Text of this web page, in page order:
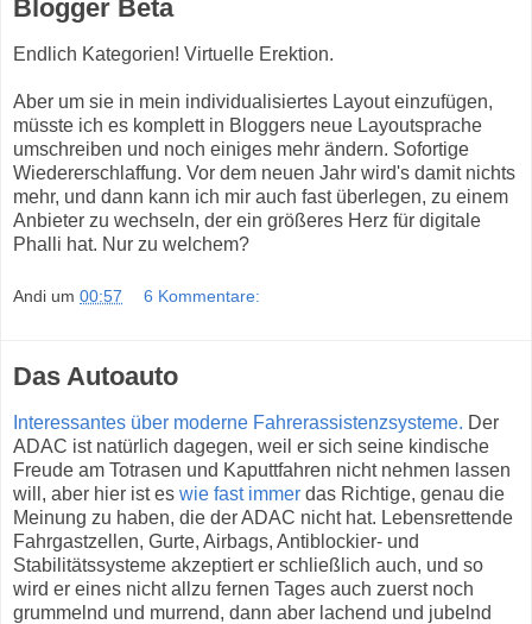
Blogger Beta
Endlich Kategorien! Virtuelle Erektion.
Aber um sie in mein individualisiertes Layout einzufügen,
müsste ich es komplett in Bloggers neue Layoutsprache
umschreiben und noch einiges mehr ändern. Sofortige
Wiedererschlaffung. Vor dem neuen Jahr wird's damit nichts
mehr, und dann kann ich mir auch fast überlegen, zu einem
Anbieter zu wechseln, der ein größeres Herz für digitale
Phalli hat. Nur zu welchem?
Andi um 00:57 6 Kommentare:
Das Autoauto
Interessantes über moderne Fahrerassistenzsysteme. Der
ADAC ist natürlich dagegen, weil er sich seine kindische
Freude am Totrasen und Kaputtfahren nicht nehmen lassen
will, aber hier ist es wie fast immer das Richtige, genau die
Meinung zu haben, die der ADAC nicht hat. Lebensrettende
Fahrgastzellen, Gurte, Airbags, Antiblockier- und
Stabilitätssysteme akzeptiert er schließlich auch, und so
wird er eines nicht allzu fernen Tages auch zuerst noch
grummelnd und murrend, dann aber lachend und jubelnd